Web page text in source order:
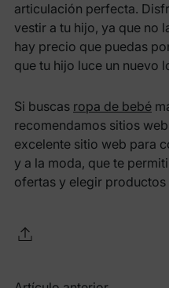
articulación perfecta.
vestir a tu hijo, ya que no
hay precio que puedas
que tu hijo luce un nuevo
Si buscas ropa de bebé
recomendamos sitios
excelente sitio web para
y a la moda, que te
ofertas y elegir productos